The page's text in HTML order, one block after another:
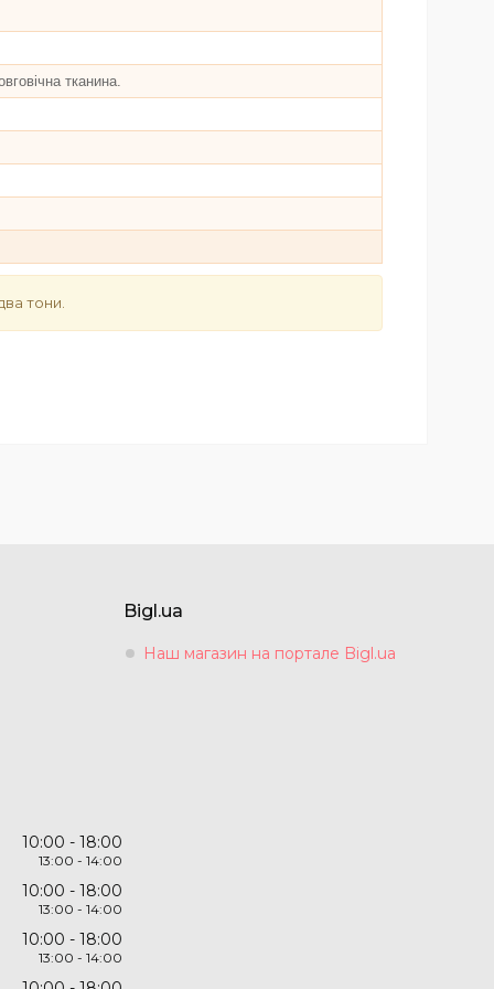
тканина.
тони.
Bigl.ua
Наш магазин на портале Bigl.ua
10:00 18:00
13:00 14:00
10:00 18:00
13:00 14:00
10:00 18:00
13:00 14:00